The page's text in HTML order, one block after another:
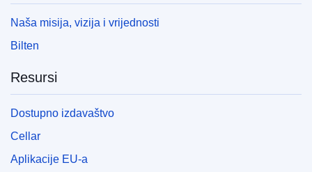
Naša misija, vizija i vrijednosti
Bilten
Resursi
Dostupno izdavaštvo
Cellar
Aplikacije EU-a